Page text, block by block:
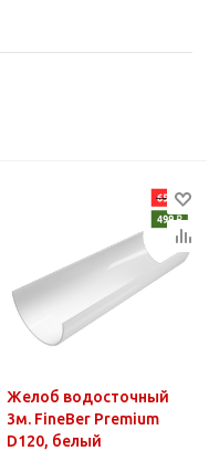
Желоб водосточный
3м. FineBer Premium
D120, белый